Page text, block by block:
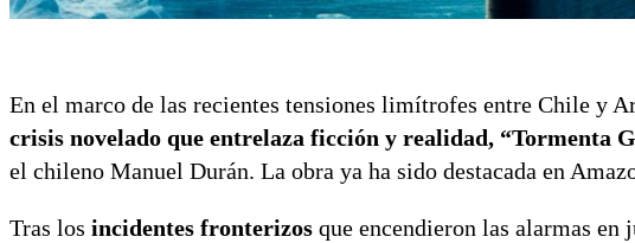
En el marco de las recientes tensiones limítrofes entre Chile y
crisis novelado que entrelaza ficción y realidad, “Tormenta
el chileno Manuel Durán. La obra ya ha sido destacada en
Tras los incidentes fronterizos que encendieron las alarmas en